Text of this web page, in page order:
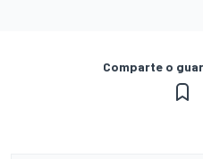
Comparte o